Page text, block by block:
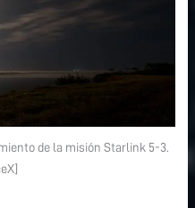
de la misión Starlink 5-3.